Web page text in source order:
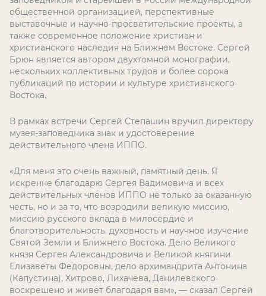
общественной организацией, перспективные
выставочные и научно-просветительские проекты, а
также современное положение христиан и
христианского наследия на Ближнем Востоке. Сергей
Брюн является автором двухтомной монографии,
нескольких коллективных трудов и более сорока
публикаций по истории и культуре христианского
Востока.
В рамках встречи Сергей Степашин вручил директору
музея-заповедника знак и удостоверение
действительного члена ИППО.
«Для меня это очень важный, памятный день. Я
искренне благодарю Сергея Вадимовича и всех
действительных членов ИППО не только за оказанную
честь, но и за то, что возродили великую миссию,
миссию русского вклада в милосердие и
благотворительность, духовность и научное изучение
Святой Земли и Ближнего Востока. Дело Великого
князя Сергея Александровича и Великой княгини
Елизаветы Федоровны, дело архимандрита Антонина
(Капустина), Хитрово, Лихачёва, Данилевского
воскрешено и живёт благодаря вам», — сказал Сергей